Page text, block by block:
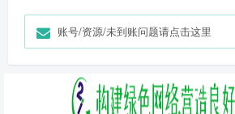
账号/资源/未到账问题请点击这里